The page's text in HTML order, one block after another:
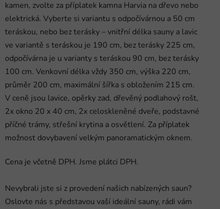
Přihlášení
kamen, zvolte za příplatek kamna Harvia na dřevo nebo
elektrická. Vyberte si variantu s odpočívárnou a 50 cm
teráskou, nebo bez terásky – vnitřní délka sauny a lavic
ve variantě s teráskou je 190 cm, bez terásky 225 cm,
odpočívárna je u varianty s teráskou 90 cm, bez terásky
100 cm. Venkovní délka vždy 350 cm, výška 220 cm,
průměr 200 cm, maximální šířka s obložením 215 cm.
V ceně jsou lavice, opěrky zad, dřevěný podlahový rošt,
2x okno 20 x 40 cm, 2x celoskleněné dveře, podstavné
příčné trámy, střešní krytina a osvětlení. Za příplatek
možnost dovybavení velkým panoramatickým oknem.
Cena je včetně DPH. Jsme plátci DPH.
Nevybrali jste si z provedení našich nabízených saun?
Oslovte nás s představou vaší ideální sauny, rádi vám